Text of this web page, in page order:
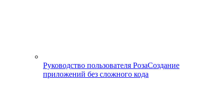
Руководство пользователя РозаСоздание
приложений без сложного кода